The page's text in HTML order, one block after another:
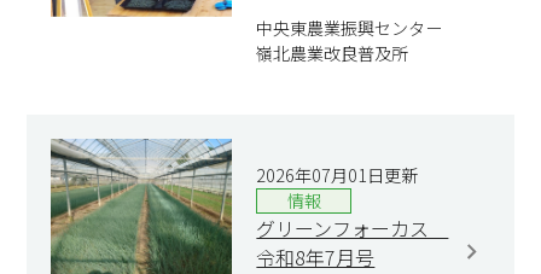
中央東農業振興センター
嶺北農業改良普及所
2026年07月01日更新
情報
グリーンフォーカス
令和8年7月号